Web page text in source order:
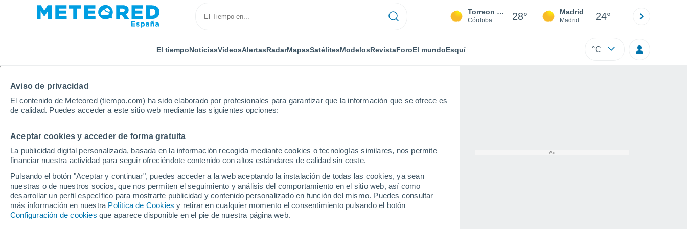
Aviso de privacidad
El contenido de Meteored (tiempo.com) ha sido elaborado por profesionales para garantizar que la información que se ofrece es
de calidad. Puedes acceder a este sitio web mediante las siguientes opciones:
Aceptar cookies y acceder de forma gratuita
La publicidad digital personalizada, basada en la información recogida mediante cookies o tecnologías similares, nos permite
financiar nuestra actividad para seguir ofreciéndote contenido con altos estándares de calidad sin coste.
Pulsando el botón "Aceptar y continuar", puedes acceder a la web aceptando la instalación de todas las cookies, ya sean
nuestras o de nuestros socios, que nos permiten el seguimiento y análisis del comportamiento en el sitio web, así como
desarrollar un perfil específico para mostrarte publicidad y contenido personalizado en función del mismo. Puedes consultar
más información en nuestra Política de Cookies y retirar en cualquier momento el consentimiento pulsando el botón
Configuración de cookies que aparece disponible en el pie de nuestra página web.
Torreon de Zagrilla
Córdoba 28° Madrid
Madrid 24°
El tiempoNoticiasVídeosAlertasRadarMapasSatélitesModelosRevistaForoEl mundoEsquí °C
Inicio Andalucía Provincia de Córdoba
El Tiempo en Torreon de Zagrilla
08:24 Domingo ...
Por horas